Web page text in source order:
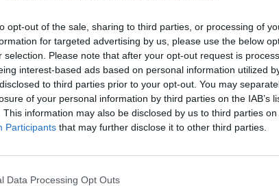
opt-out of the sale, sharing to third parties, or processing of
for targeted advertising by us, please use the below
selection. Please note that after your opt-out request is
interest-based ads based on personal information utilized
to third parties prior to your opt-out. You may
of your personal information by third parties on the IAB’s
This information may also be disclosed by us to third parties on
Participants that may further disclose it to other third parties.
Data Processing Opt Outs
przedwojenne „Wiadomości Literackie”, łączenia miłości
obozów” opublikowany w „Rz” przekracza